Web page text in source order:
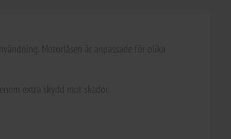
Motorlåsen är anpassade för olika